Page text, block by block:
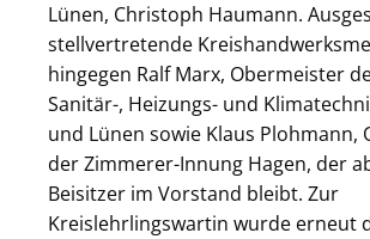
Lünen, Christoph Haumann.
stellvertretende
hingegen Ralf Marx, Obermeister
Sanitär-, Heizungs- und
und Lünen sowie Klaus Plohmann,
der Zimmerer-Innung Hagen, der
Beisitzer im Vorstand bleibt. Zur
Kreislehrlingswartin wurde erneut